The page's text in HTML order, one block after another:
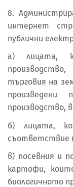
8.
интернет
публични
а) лицата,
търговия на
произведени
производство,
б) лицата,
съответствие
в) посевния и
картофи,
биологичното